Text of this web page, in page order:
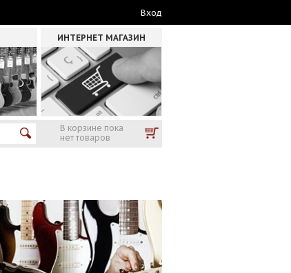
Вход
ИНТЕРНЕТ МАГАЗИН
В корзине пока
нет товаров